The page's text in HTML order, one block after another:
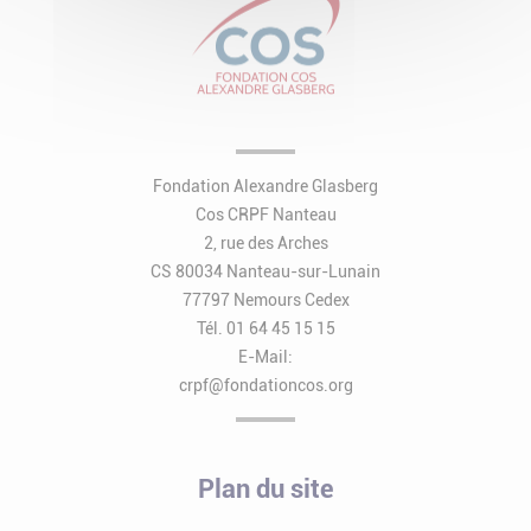
Fondation Alexandre Glasberg
Cos CRPF Nanteau
2, rue des Arches
CS 80034 Nanteau-sur-Lunain
77797 Nemours Cedex
Tél. 01 64 45 15 15
E-Mail:
crpf@fondationcos.org
Plan du site